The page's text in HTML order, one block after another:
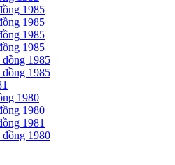
1985
1985
1985
1985
1985
1985
1980
1980
1981
1980